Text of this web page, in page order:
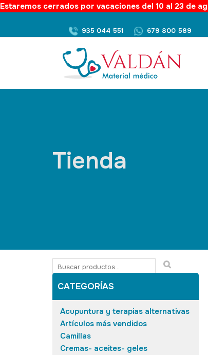
Estaremos cerrados por vacaciones del 10 al 23 de
935 044 551 679 800 589
Tienda
CATEGORÍAS
Acupuntura y terapias alternativas
Artículos más vendidos
Camillas
Cremas- aceites- geles